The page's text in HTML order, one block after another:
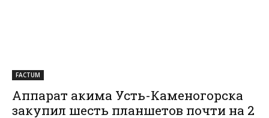
FACTUM
Аппарат акима Усть-Каменогорска
закупил шесть планшетов почти на 2